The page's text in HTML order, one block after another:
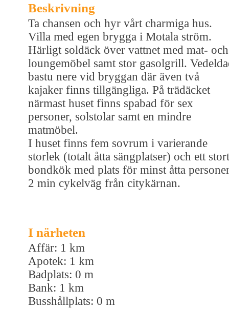
Beskrivning
Ta chansen och hyr vårt charmiga hus.
Villa med egen brygga i Motala ström.
Härligt soldäck över vattnet med mat- och
loungemöbel samt stor gasolgrill.
bastu nere vid bryggan där även två
kajaker finns tillgängliga. På trädäcket
närmast huset finns spabad för sex
personer, solstolar samt en mindre
matmöbel.
I huset finns fem sovrum i varierande
storlek (totalt åtta sängplatser) och ett stort
bondkök med plats för minst åtta
2 min cykelväg från citykärnan.
I närheten
Affär: 1 km
Apotek: 1 km
Badplats: 0 m
Bank: 1 km
Busshållplats: 0 m